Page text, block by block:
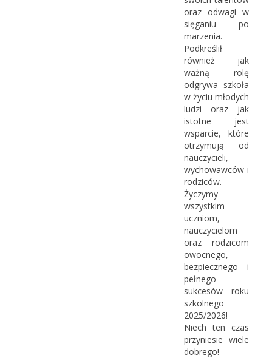
oraz odwagi w
sięganiu po
marzenia.
Podkreślił
również jak
ważną rolę
odgrywa szkoła
w życiu młodych
ludzi oraz jak
istotne jest
wsparcie, które
otrzymują od
nauczycieli,
wychowawców i
rodziców.
Życzymy
wszystkim
uczniom,
nauczycielom
oraz rodzicom
owocnego,
bezpiecznego i
pełnego
sukcesów roku
szkolnego
2025/2026!
Niech ten czas
przyniesie wiele
dobrego!